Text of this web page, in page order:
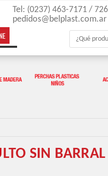
Tel: (0237) 463-7171 /
pedidos@belplast.com.ar
SIN